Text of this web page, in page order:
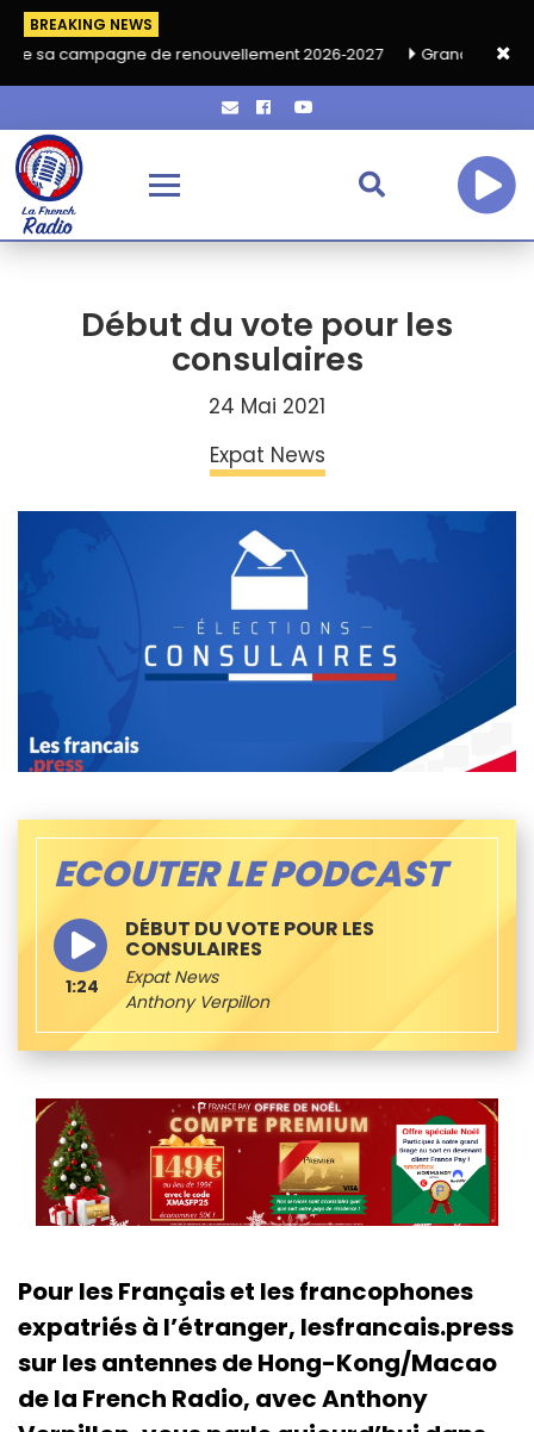
BREAKING NEWS
de renouvellement 2026‑2027 Grand café de rentrée
Début du vote pour les
consulaires
24 Mai 2021
Expat News
ECOUTER LE PODCAST
DÉBUT DU VOTE POUR LES
CONSULAIRES
Expat News
Anthony Verpillon
1:24
Pour les Français et les francophones
expatriés à l’étranger, lesfrancais.press
sur les antennes de Hong-Kong/Macao
de la French Radio, avec Anthony